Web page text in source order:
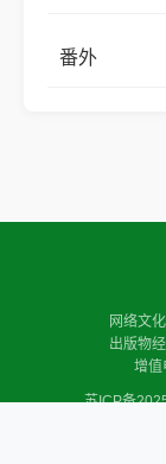
番外
网络文
出版物
增值
苏ICP备